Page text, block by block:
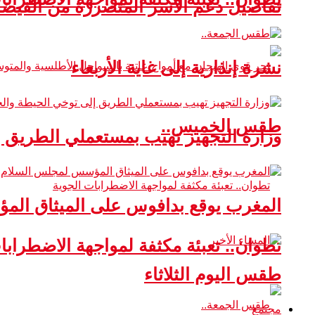
تفاصيل دعم الأسر المتضررة من
طقس الخميس..
تطوان.. تعبئة مكثفة لمواجهة
نشرة إنذارية إلى غاية الأربعاء
وزارة التجهيز تهيب بمستعملي
المغرب يوقع بدافوس على الميثاق
طقس اليوم الثلاثاء
مجتمع